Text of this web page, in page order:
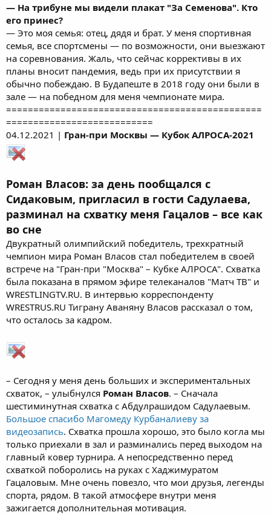
— На трибуне мы видели плакат "За Семенова". Кто
его принес?
— Это моя семья: отец, дядя и брат. У меня спортивная
семья, все спортсмены — по возможности, они выезжают
на соревнования. Жаль, что сейчас коррективы в их
планы вносит пандемия, ведь при их присутствии я
обычно побеждаю. В Будапеште в 2018 году они были в
зале — на победном для меня чемпионате мира.
===============================================
===========================
04.12.2021 | Гран-при Москвы — Кубок АЛРОСА-2021
Роман Власов: за день пообщался с
Сидаковым, пригласил в гости Садулаева,
разминал на схватку меня Гацалов – все как
во сне
Двукратный олимпийский победитель, трехкратный
чемпион мира Роман Власов стал победителем в своей
встрече на "Гран-при "Москва" – Кубке АЛРОСА". Схватка
была показана в прямом эфире телеканалов "Матч ТВ" и
WRESTLINGTV.RU. В интервью корреспонденту
WRESTRUS.RU Тиграну Аваняну Власов рассказал о том,
что осталось за кадром.
– Сегодня у меня день больших и экспериментальных
схваток, – улыбнулся Роман Власов. – Сначала
шестиминутная схватка с Абдулрашидом Садулаевым.
Большое спасибо Магомеду Курбаналиеву за
видеозапись. Схватка прошла хорошо, это было когла мы
только приехали в зал и разминались перед выходом на
главный ковер турнира. А непосредственно перед
схваткой поборолись на руках с Хаджимуратом
Гацаловым. Мне очень повезло, что мои друзья, легенды
спорта, рядом. В такой атмосфере внутри меня
зажигается дополнительная мотивация.